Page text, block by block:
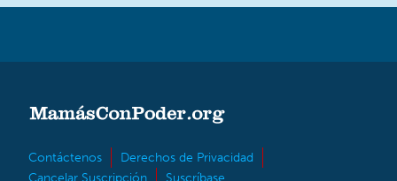
Contáctenos
Derechos de Privacidad
Cancelar Suscripción
Suscríbase